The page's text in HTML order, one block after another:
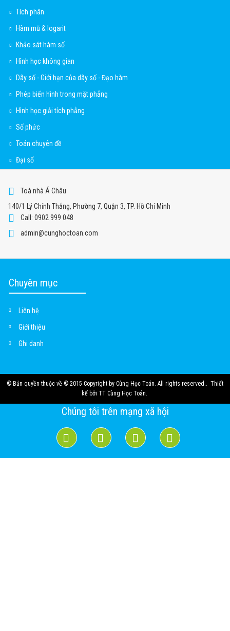
Tích phân
Hàm mũ & logarit
Khảo sát hàm số
Hình học không gian
Dãy số - Giới hạn của dãy số - Đạo hàm
Phép biến hình trong mặt phẳng
Hình học giải tích phẳng
Số phức
Toán chuyên đề
Đại số
Toà nhà Á Châu
140/1 Lý Chính Thắng, Phường 7, Quận 3, TP. Hồ Chí Minh
Call: 0902 999 048
admin@cunghoctoan.com
Chuyên mục
Liên hệ
Giới thiệu
Ghi danh
© Bản quyền thuộc về © 2015 Copyright by Cùng Học Toán. All rights reserved.
Thiết
kế bởi TT Cùng Học Toán
Chúng tôi trên mạng xã hội